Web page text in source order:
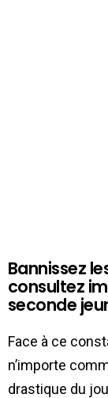
Bannissez
consultez
seconde
Face à ce
n’importe
drastique du